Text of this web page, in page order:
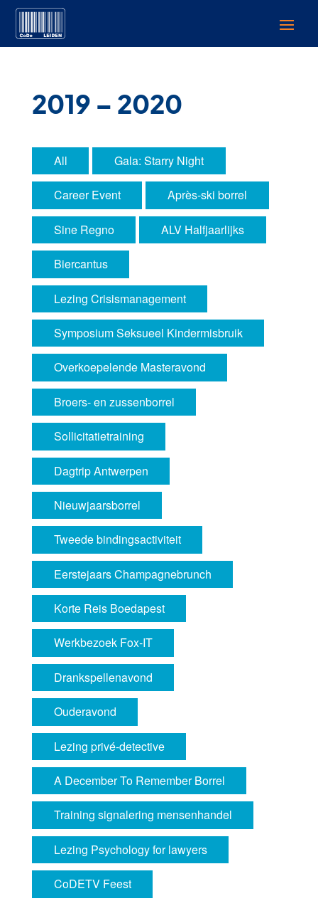
2019 – 2020
All Gala: Starry Night
Career Event Après-ski borrel
Sine Regno ALV Halfjaarlijks
Biercantus
Lezing Crisismanagement
Symposium Seksueel Kindermisbruik
Overkoepelende Masteravond
Broers- en zussenborrel
Sollicitatietraining
Dagtrip Antwerpen
Nieuwjaarsborrel
Tweede bindingsactiviteit
Eerstejaars Champagnebrunch
Korte Reis Boedapest
Werkbezoek Fox-IT
Drankspellenavond
Ouderavond
Lezing privé-detective
A December To Remember Borrel
Training signalering mensenhandel
Lezing Psychology for lawyers
CoDETV Feest